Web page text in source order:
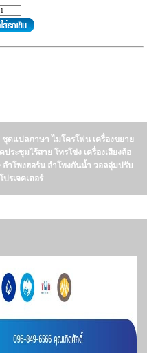
ดแปลภาษา ไมโครโฟน เครื่องขยาย
ระชุมไร้สาย โทรโข่ง เครื่องเสียงล้อ
ลำโพงฮอร์น ลำโพงกันน้ำ วอลลุ่มปรับ
ปรเจคเตอร์